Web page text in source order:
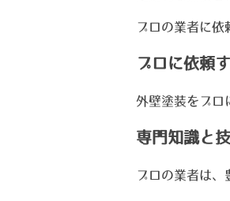
プロの業者に依
プロに依頼
外壁塗装をプロ
専門知識と
プロの業者は、